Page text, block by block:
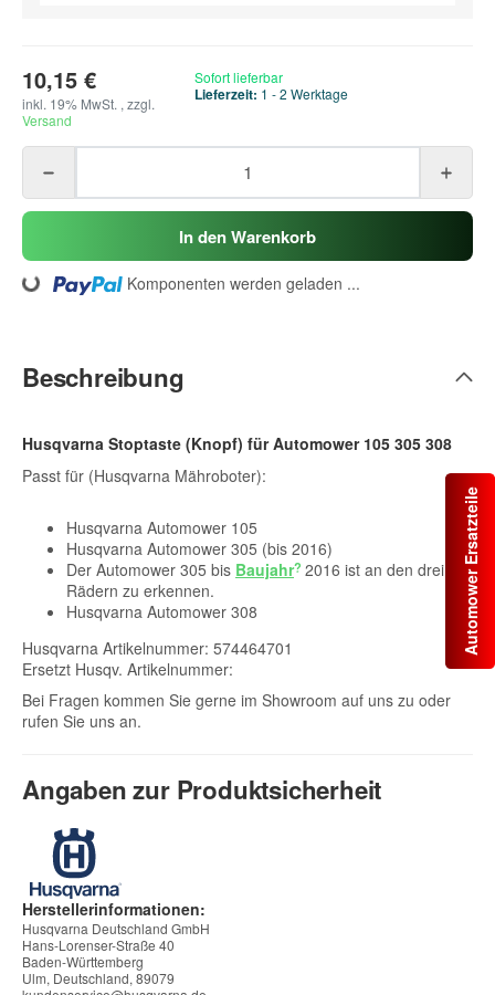
Automower Ersatzteile
10,15 €
inkl. 19% MwSt. , zzgl.
Versand
Sofort lieferbar
Lieferzeit: 1 - 2 Werktage
In den Warenkorb
Komponenten werden geladen ...
Beschreibung
Husqvarna Stoptaste (Knopf) für Automower 105 305 308
Passt für (Husqvarna Mähroboter):
Husqvarna Automower 105
Husqvarna Automower 305 (bis 2016)
Der Automower 305 bis Baujahr 2016 ist an den drei
Rädern zu erkennen.
Husqvarna Automower 308
Husqvarna Artikelnummer: 574464701
Ersetzt Husqv. Artikelnummer:
Bei Fragen kommen Sie gerne im Showroom auf uns zu oder
rufen Sie uns an.
Angaben zur Produktsicherheit
Herstellerinformationen:
Husqvarna Deutschland GmbH
Hans-Lorenser-Straße 40
Baden-Württemberg
Ulm, Deutschland, 89079